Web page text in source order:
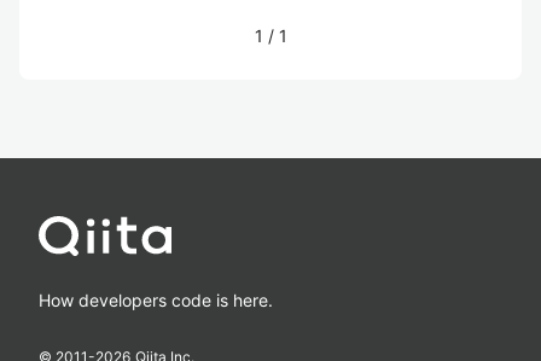
1 / 1
How developers code is here.
© 2011-2026 Qiita Inc.